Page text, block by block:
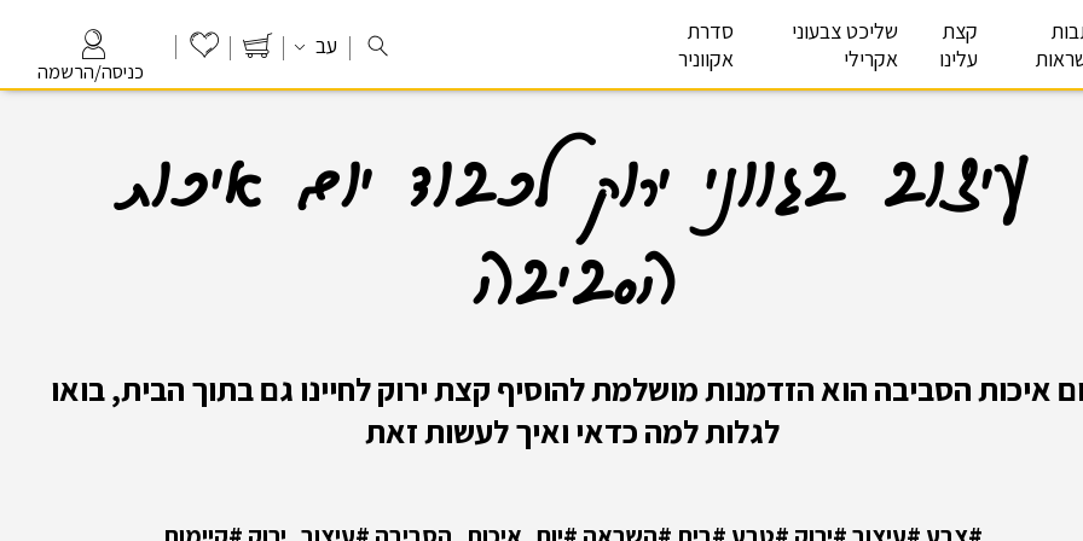
כניסה/הרשמה
עב
קצת
עלינו
שליכט צבעוני
אקרילי
סדרת
אקווניר
עיצוב בגווני ירוק לכבוד יום איכות
הסביבה
איכות הסביבה הוא הזדמנות מושלמת להוסיף קצת ירוק לחיינו גם בתוך הבית, בואו
לגלות למה כדאי ואיך לעשות זאת